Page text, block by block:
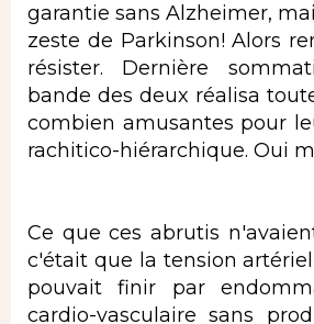
garantie sans Alzheimer,
zeste de Parkinson! Alors
résister. Dernière
bande des deux réalisa
combien amusantes pour
rachitico-hiérarchique. Oui
Ce que ces abrutis
c'était que la tension
pouvait finir par
cardio-vasculaire sans